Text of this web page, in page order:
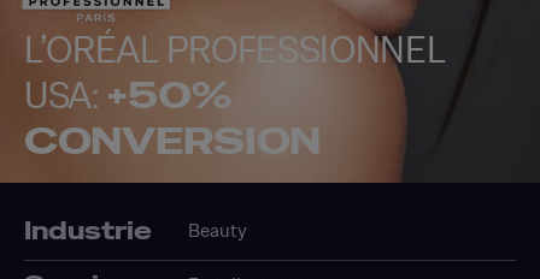
L’ORÉAL PROFESSIONNEL
USA: +50%
CONVERSION
Industrie Beauty